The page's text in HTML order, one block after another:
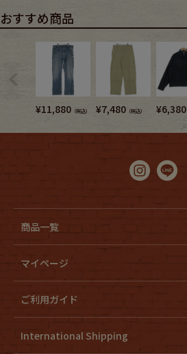
おすすめ商品
¥11,880 （税込） ¥7,480 （税込） ¥6,380
商品一覧
マイページ
ご利用ガイド
International Shipping